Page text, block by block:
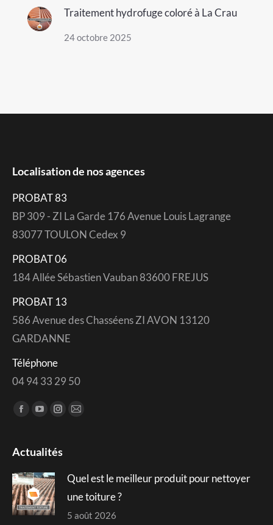
Traitement hydrofuge coloré à La Crau
24 octobre 2025
Localisation de nos agences
PROBAT 83
BP 309 - ZI La Garde 176 Avenue Louis Lagrange
83077 TOULON Cedex 9
PROBAT 06
184 Allée Sébastien Vauban 83600 FREJUS
PROBAT 13
586 Avenue des Chasséens ZI AVON 13120
GARDANNE
Téléphone
04 94 33 29 50
Trouvez nous sur :
Facebook
opens
new
window
YouTube
opens
new
window
Instagram
opens
new
window
Mail
new
window
Actualités
Quel est le meilleur produit pour nettoyer
une toiture ?
5 août 2026